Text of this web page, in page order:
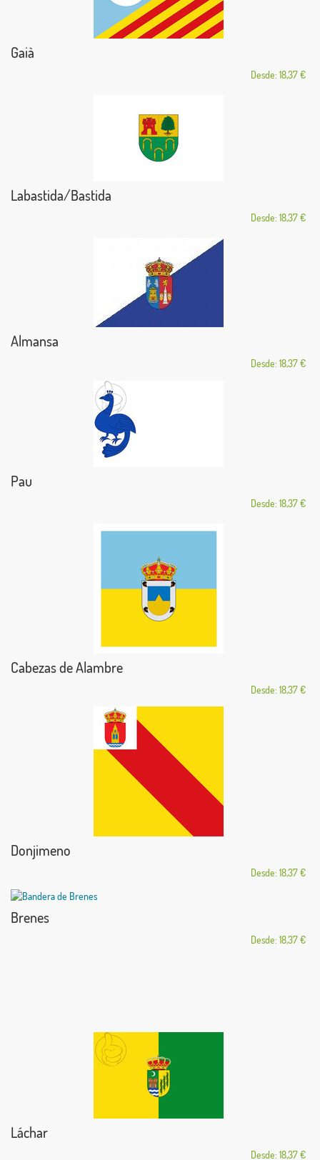
Gaià
Desde: 18,37 €
Labastida/Bastida
Desde: 18,37 €
Almansa
Desde: 18,37 €
Pau
Desde: 18,37 €
Cabezas de Alambre
Desde: 18,37 €
Donjimeno
Desde: 18,37 €
Brenes
Desde: 18,37 €
Láchar
Desde: 18,37 €